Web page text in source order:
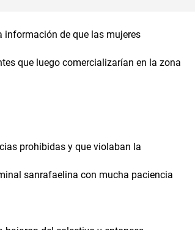
de que las mujeres
que luego comercializarían en la zona
prohibidas y que violaban la
sanrafaelina con mucha paciencia